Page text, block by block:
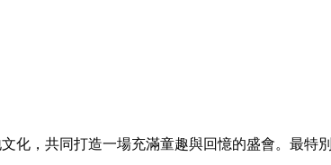
化，共同打造一場充滿童趣與回憶的盛會。最特